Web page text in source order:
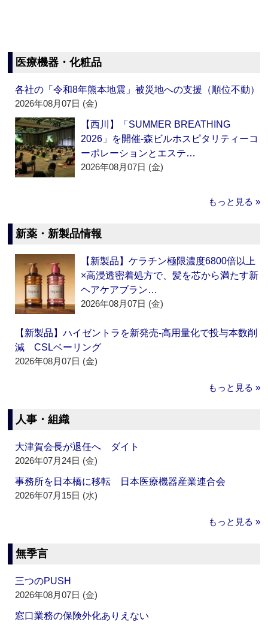
医療機器・化粧品
各社の「令和8年熊本地震」被災地への支援（順位不動）
2026年08月07日 (金)
【西川】「SUMMER BREATHING
2026」を開催‐森ビルホスピタリティーコ
ーポレーションとエステ…
2026年08月07日 (金)
もっと見る »
新薬・新製品情報
【新製品】ケラチン極限濃度6800倍以上
×高浸透密着処方で、髪を芯から満たす新
ヘアケアブラン…
2026年08月07日 (金)
【新製品】ハイゼントラを新発売‐高用量化で投与本数削
減 CSLベーリング
2026年08月07日 (金)
もっと見る »
人事・組織
大津賀会長が退任へ ダイト
2026年07月24日 (金)
事務所を日本橋に移転 日本医療機器産業連合会
2026年07月15日 (水)
もっと見る »
無季言
三つのPUSH
2026年08月07日 (金)
窓口業務の保険外化ありえない